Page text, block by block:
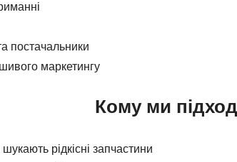
постачальники
маркетингу
Кому ми
рідкісні запчастини